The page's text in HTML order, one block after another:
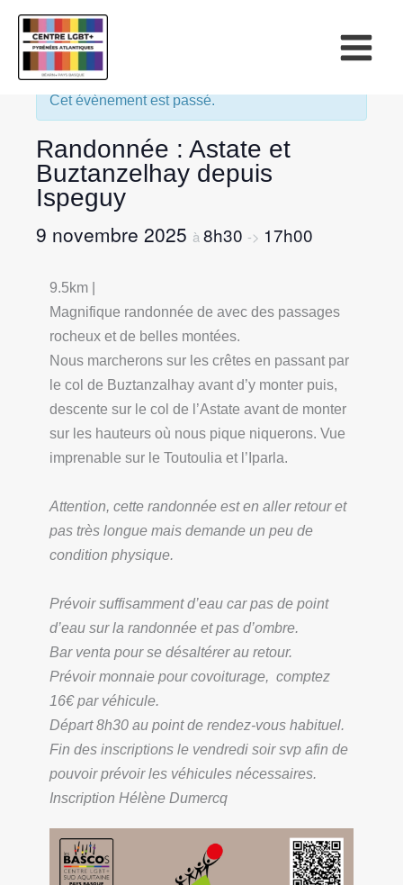
« Tous les Évènements
Cet évènement est passé.
Randonnée : Astate et
Buztanzelhay depuis
Ispeguy
9 novembre 2025 à 8h30 -> 17h00
9.5km |
Magnifique randonnée de avec des passages
rocheux et de belles montées.
Nous marcherons sur les crêtes en passant par
le col de Buztanzalhay avant d’y monter puis,
descente sur le col de l’Astate avant de monter
sur les hauteurs où nous pique niquerons. Vue
imprenable sur le Toutoulia et l’Iparla.
Attention, cette randonnée est en aller retour et
pas très longue mais demande un peu de
condition physique.
Prévoir suffisamment d’eau car pas de point
d’eau sur la randonnée et pas d’ombre.
Bar venta pour se désaltérer au retour.
Prévoir monnaie pour covoiturage, comptez
16€ par véhicule.
Départ 8h30 au point de rendez-vous habituel.
Fin des inscriptions le vendredi soir svp afin de
pouvoir prévoir les véhicules nécessaires.
Inscription Hélène Dumercq